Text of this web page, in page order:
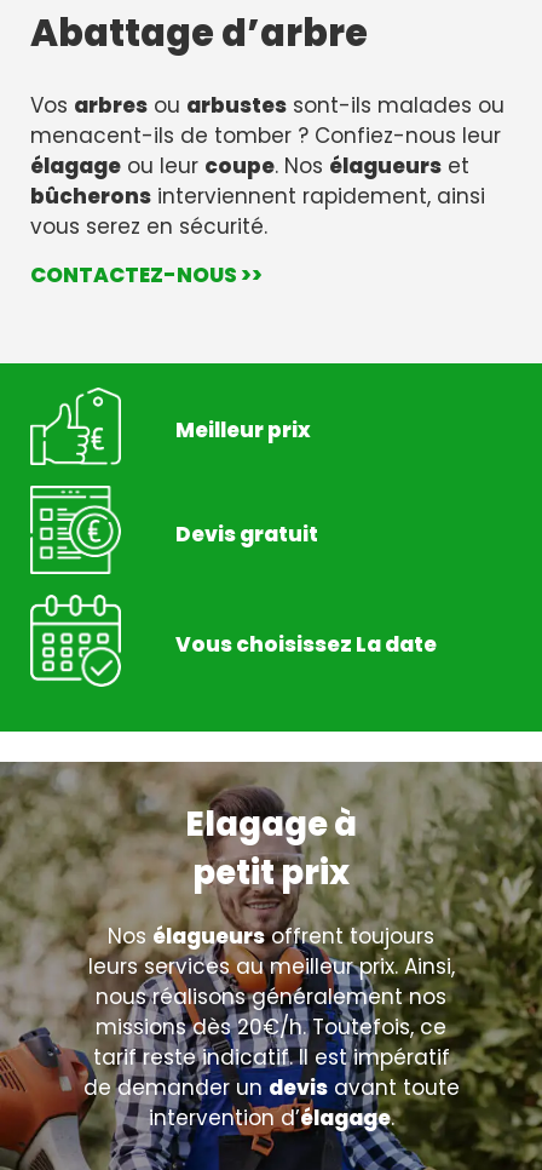
Abattage d’arbre
Vos arbres ou arbustes sont-ils malades ou
menacent-ils de tomber ? Confiez-nous leur
élagage ou leur coupe. Nos élagueurs et
bûcherons interviennent rapidement, ainsi
vous serez en sécurité.
CONTACTEZ-NOUS >>
Meilleur prix
Devis gratuit
Vous choisissez La date
Elagage à
petit prix
Nos élagueursoffrent toujours
leurs services au meilleur prix. Ainsi,
nous réalisons généralement nos
missions dès 20€/h. Toutefois, ce
tarif reste indicatif. Il est impératif
de demander un devisavant toute
intervention d’élagage.